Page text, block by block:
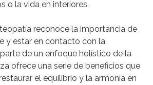
o la vida en interiores.
reconoce la importancia de
y estar en contacto con la
de un enfoque holístico de la
ofrece una serie de beneficios que
el equilibrio y la armonía en